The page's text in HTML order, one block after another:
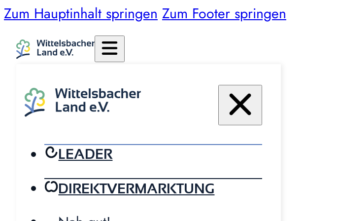
Zum Hauptinhalt springen Zum Footer springen
LEADER
DIREKTVERMARKTUNG